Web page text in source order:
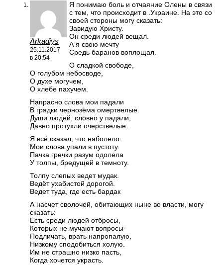
Arkadiys
25.11.2017
в 20:54
Я понимаю боль и отчаяние Олены в связи
с тем, что происходит в .Украине. На это со
своей стороны могу сказать:
Завидую Христу.
Он среди людей вещал.
А я свою мечту
Средь баранов воплощал.
О сладкой свободе,
О голубом небосводе,
О духе могучем,
О хлебе пахучем.
Напрасно слова мои падали
В грядки чернозёма омертвелые.
Души людей, словно у падали,
Давно протухли очерствелые..
Я всё сказал, что наболело.
Мои слова упали в пустоту.
Пачка гречки разум одолела
У толпы, бредущей в темноту.
Толпу слепых ведет мудак.
Ведёт ухабистой дорогой.
Ведет туда, где есть бардак
А насчет сволочей, обитающих ныне во власти, могу
сказать:
Есть среди людей отбросы,
Которых не мучают вопросы-
Подличать, врать напропалую,
Низкому сподобиться холую.
Им не страшно низко пасть,
Когда хочется украсть.